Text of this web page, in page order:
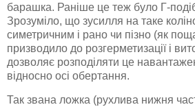
барашка. Раніше це теж було Г-
Зрозуміло, що зусилля на таке
симетричним і рано чи пізно (як
призводило до розгерметизації і
дозволяє розподіляти це
відносно осі обертання.
Так звана ложка (рухлива нижня